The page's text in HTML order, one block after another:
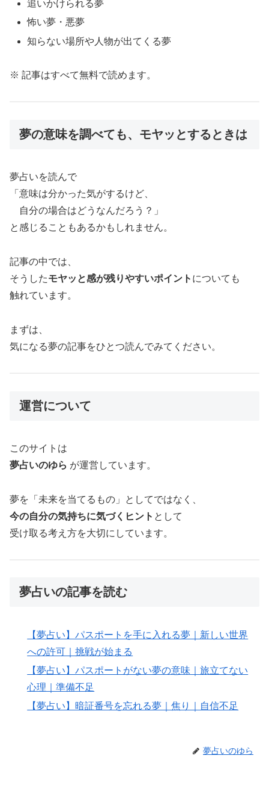
追いかけられる夢
怖い夢・悪夢
知らない場所や人物が出てくる夢
※ 記事はすべて無料で読めます。
夢の意味を調べても、モヤッとするときは
夢占いを読んで
「意味は分かった気がするけど、
自分の場合はどうなんだろう？」
と感じることもあるかもしれません。
記事の中では、
そうしたモヤッと感が残りやすいポイント についても
触れています。
まずは、
気になる夢の記事をひとつ読んでみてください。
運営について
このサイトは
夢占いのゆら が運営しています。
夢を「未来を当てるもの」としてではなく、
今の自分の気持ちに気づくヒント として
受け取る考え方を大切にしています。
夢占いの記事を読む
【夢占い】パスポートを手に入れる夢｜新しい世界
への許可｜挑戦が始まる
【夢占い】パスポートがない夢の意味｜旅立てない
心理｜準備不足
【夢占い】暗証番号を忘れる夢｜焦り｜自信不足
夢占いのゆら